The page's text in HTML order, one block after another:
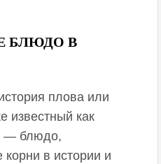
БЛЮДО В
плова или
известный как
— блюдо,
в истории и